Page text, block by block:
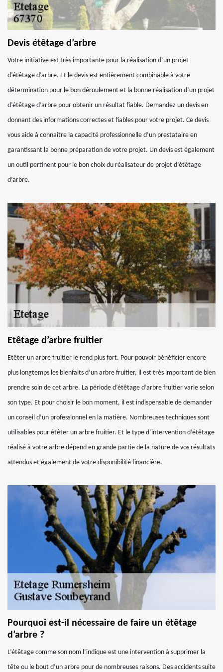
Devis étêtage d’arbre
Votre initiative est très importante pour la réalisation d’un projet
d’étêtage d’arbre. Et le devis est entièrement combinable à votre
détermination pour le bon déroulement et la bonne réalisation d’un projet
d’étêtage d’arbre pour obtenir un résultat fiable. Demandez un devis en
donnant des informations correctes et fiables pour votre projet. Ce devis
vous aide à connaitre la capacité professionnelle d’un prestataire en
garantissant la bonne préparation de votre projet. Un devis est également
un outil pertinent pour le bon choix du réalisateur de projet d’étêtage
d’arbre.
Etêtage d’arbre fruitier
Etêter un arbre fruitier le rend plus fort. Pour pouvoir bénéficier encore
plus longtemps les bienfaits d’un arbre fruitier, il est très important de bien
prendre soin de cet arbre. La période d’étêtage d’arbre fruitier varie selon
son type. Et pour choisir le bon moment, il est indispensable de demander
un conseil d’un professionnel en la matière. Nombreuses techniques sont
utilisables pour étêter un arbre fruitier. Et le type d’intervention d’étêtage
réalisé à votre arbre dépend en grande partie de la nature de vos résultats
attendus et également de votre disponibilité financière.
Pourquoi est-il nécessaire de faire un étêtage
d’arbre ?
L’étêtage comme son nom l’indique est une intervention à supprimer la
tête ou le bout d’un arbre pour de nombreuses raisons. Des accidents suite